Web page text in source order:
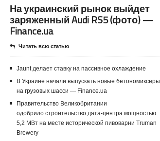
На украинский рынок выйдет
заряженный Audi RS5 (фото) —
Finance.ua
Читать всю статью
Jaunt делает ставку на пассивное охлаждение
В Украине начали выпускать новые бетономиксеры
на грузовых шасси — Finance.ua
Правительство Великобритании
одобрило строительство дата-центра мощностью
5,2 МВт на месте исторической пивоварни Truman
Brewery